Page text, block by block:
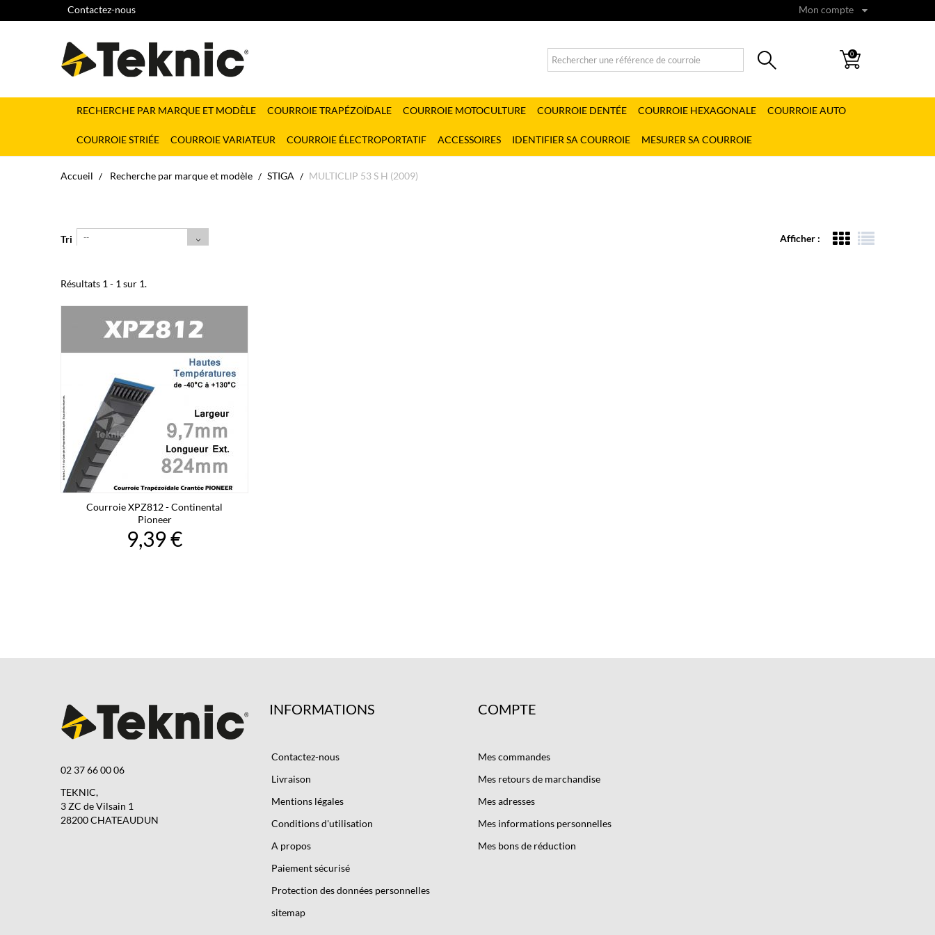
Mon compte
Contactez-nous
0
RECHERCHE PAR MARQUE ET MODÈLE COURROIE TRAPÉZOÏDALE COURROIE MOTOCULTURE COURROIE DENTÉE COURROIE HEXAGONALE COURROIE AUTO
COURROIE STRIÉE COURROIE VARIATEUR COURROIE ÉLECTROPORTATIF ACCESSOIRES IDENTIFIER SA COURROIE MESURER SA COURROIE
Accueil Recherche par marque et modèle STIGA MULTICLIP 53 S H (2009)
Afficher :
Tri --
Résultats 1 - 1 sur 1.
Courroie XPZ812 - Continental
Pioneer
9,39 €
02 37 66 00 06
TEKNIC,
3 ZC de Vilsain 1
28200 CHATEAUDUN
INFORMATIONS
Contactez-nous
Livraison
Mentions légales
Conditions d'utilisation
A propos
Paiement sécurisé
Protection des données personnelles
sitemap
COMPTE
Mes commandes
Mes retours de marchandise
Mes adresses
Mes informations personnelles
Mes bons de réduction